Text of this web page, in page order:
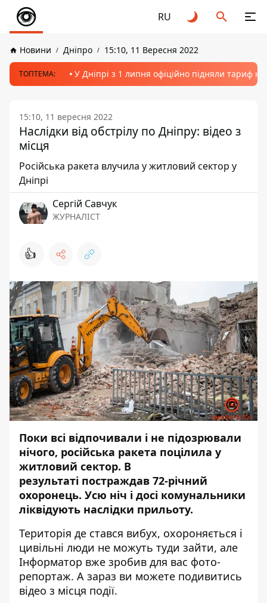
RU
Новини Дніпро 15:10, 11 Вересня 2022
ТОПТЕМА: У Дніпрі з 1 липня офіційно підняли тариф
15:10, 11 вересня 2022
Наслідки від обстрілу по Дніпру: відео з
місця
Російська ракета влучила у житловий сектор у
Дніпрі
Сергій Савчук
ЖУРНАЛІСТ
👍
Поки всі відпочивали і не підозрювали
нічого, російська ракета поцілила у
житловий сектор. В
результаті постраждав 72-річний
охоронець. Усю ніч і досі комунальники
ліквідують наслідки прильоту.
Територія де стався вибух, охороняється і
цивільні люди не можуть туди зайти, але
Інформатор вже зробив для вас фото-
репортаж. А зараз ви можете подивитись
відео з місця події.